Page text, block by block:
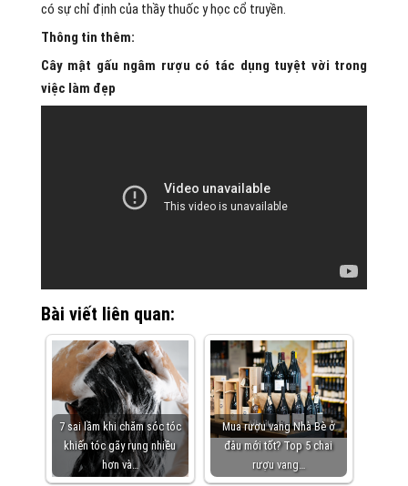
có sự chỉ định của thầy thuốc y học cổ truyền.
Thông tin thêm:
Cây mật gấu ngâm rượu có tác dụng tuyệt vời trong
việc làm đẹp
Bài viết liên quan:
7 sai lầm khi chăm sóc tóc
khiến tóc gãy rụng nhiều
hơn và…
Mua rượu vang Nhà Bè ở
đâu mới tốt? Top 5 chai
rượu vang…